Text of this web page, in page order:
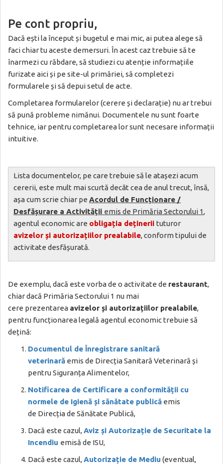
Pe cont propriu,
Dacă ești la început și bugetul e mai mic, ai putea alege să
faci chiar tu aceste demersuri. În acest caz trebuie să te
înarmezi cu răbdare, să studiezi cu atenție informațiile
furizate aici și pe site-ul primăriei, să completezi
formularele și să depui setul de acte.
Completarea formularelor (cerere și declarație) nu ar trebui
să pună probleme nimănui. Documentele nu sunt foarte
tehnice, iar pentru completarea lor sunt necesare informații
intuitive.
Lista documentelor, pe care trebuie să le atașezi acum
cererii, este mult mai scurtă decât cea de anul trecut, însă,
așa cum scrie chiar pe Acordul de Funcționare /
Desfășurare a Activității emis de Primăria Sectorului 1,
agentul economic are obligația deținerii tuturor
avizelor și autorizațiilor prealabile, conform tipului de
activitate desfășurată.
De exemplu, dacă este vorba de o activitate de restaurant,
chiar dacă Primăria Sectorului 1 nu mai
cere prezentarea avizelor și autorizațiilor prealabile,
pentru funcționarea legală agentul economic trebuie să
dețină:
Documentul de Înregistrare sanitară
veterinară emis de Direcția Sanitară Veterinară și
pentru Siguranța Alimentelor,
Notificarea de Certificare a conformității cu
normele de Igienă și sănătate publică emis
de Direcția de Sănătate Publică,
Dacă este cazul,Aviz și Autorizație de Securitate la
Incendiu emisă de ISU,
Dacă este cazul,Autorizație de Mediu (eventual,